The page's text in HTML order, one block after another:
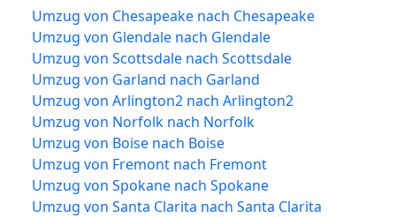
Umzug von Chesapeake nach Chesapeake
Umzug von Glendale nach Glendale
Umzug von Scottsdale nach Scottsdale
Umzug von Garland nach Garland
Umzug von Arlington2 nach Arlington2
Umzug von Norfolk nach Norfolk
Umzug von Boise nach Boise
Umzug von Fremont nach Fremont
Umzug von Spokane nach Spokane
Umzug von Santa Clarita nach Santa Clarita